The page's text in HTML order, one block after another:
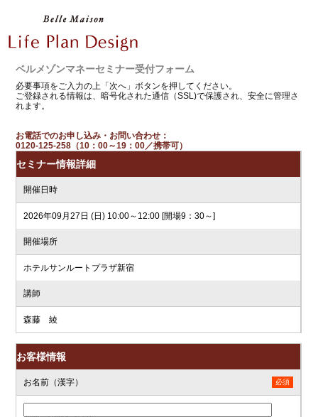
ベルメゾンマネーセミナー受付フォーム
必要事項をご入力の上「次へ」ボタンを押してください。
ご登録される情報は、暗号化された通信（SSL)で保護され、安全に管理さ
れます。
お電話でのお申し込み・お問い合わせ：
0120-125-258（10：00～19：00／携帯可）
セミナー情報詳細
開催日時
2026年09月27日 (日) 10:00～12:00 [開場9：30～]
開催場所
ホテルサンルートプラザ新宿
講師
森藤 綾
お客様情報
お名前（漢字） 必須